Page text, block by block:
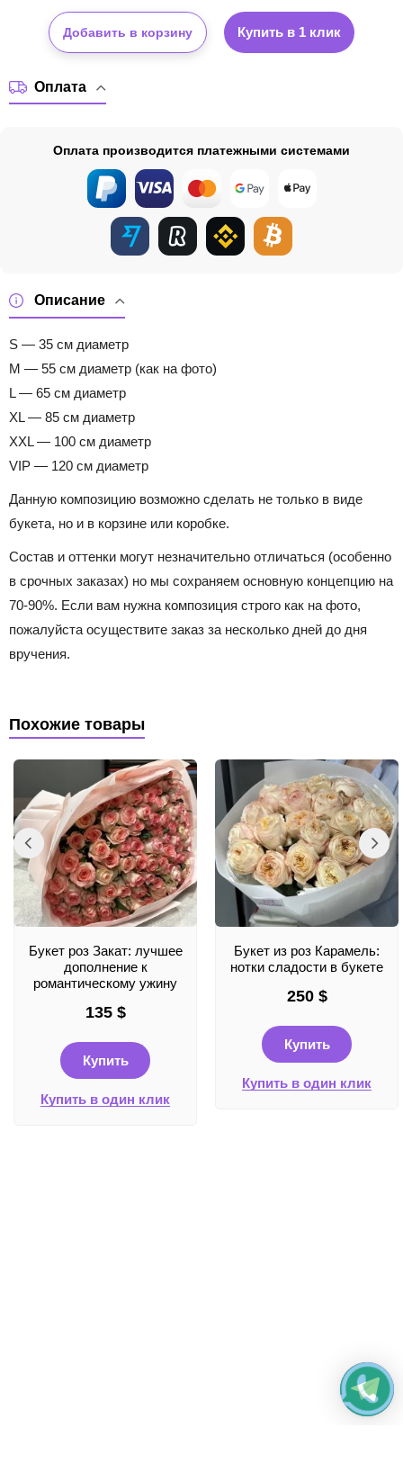
Добавить в корзину Купить в 1 клик
Описание
S — 35 см диаметр
M — 55 см диаметр (как на фото)
L — 65 см диаметр
XL — 85 см диаметр
XXL — 100 см диаметр
VIP — 120 см диаметр
Данную композицию возможно сделать не только в виде
букета, но и в корзине или коробке.
Состав и оттенки могут незначительно отличаться (особенно
в срочных заказах) но мы сохраняем основную концепцию на
70-90%. Если вам нужна композиция строго как на фото,
пожалуйста осуществите заказ за несколько дней до дня
вручения.
Оплата
Оплата производится платежными системами
Похожие товары
Букет роз Закат: лучшее
дополнение к
романтическому ужину
135 $
Купить
Купить в один клик
Букет из роз Карамель:
нотки сладости в букете
250 $
Купить
Купить в один клик